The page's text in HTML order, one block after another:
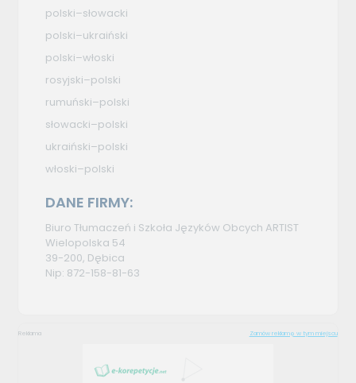
polski–słowacki
polski–ukraiński
polski–włoski
rosyjski–polski
rumuński–polski
słowacki–polski
ukraiński–polski
włoski–polski
DANE FIRMY:
Biuro Tłumaczeń i Szkoła Języków Obcych ARTIST
Wielopolska 54
39-200, Dębica
Nip: 872-158-81-63
Reklama Zamów reklamę w tym miejscu